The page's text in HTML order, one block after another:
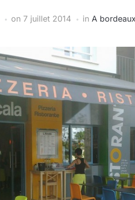
on 7 juillet 2014 in A bordeaux